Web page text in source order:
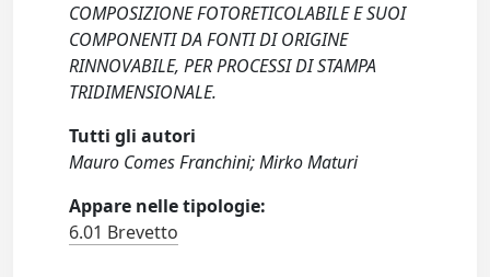
COMPOSIZIONE FOTORETICOLABILE E SUOI
COMPONENTI DA FONTI DI ORIGINE
RINNOVABILE, PER PROCESSI DI STAMPA
TRIDIMENSIONALE.
Tutti gli autori
Mauro Comes Franchini; Mirko Maturi
Appare nelle tipologie:
6.01 Brevetto